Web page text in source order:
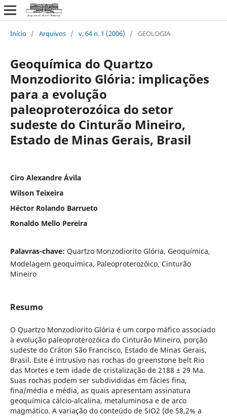
Início / Arquivos / v. 64 n. 1 (2006) / GEOLOGIA
Geoquímica do Quartzo
Monzodiorito Glória: implicações
para a evolução
paleoproterozóica do setor
sudeste do Cinturão Mineiro,
Estado de Minas Gerais, Brasil
Ciro Alexandre Ávila
Wilson Teixeira
Héctor Rolando Barrueto
Ronaldo Mello Pereira
Palavras-chave: Quartzo Monzodiorito Glória, Geoquímica,
Modelagem geoquímica, Paleoproterozóico, Cinturão
Mineiro
Resumo
O Quartzo Monzodiorito Glória é um corpo máfico associado
à evolução paleoproterozóica do Cinturão Mineiro, porção
sudeste do Cráton São Francisco, Estado de Minas Gerais,
Brasil. Este é intrusivo nas rochas do greenstone belt Rio
das Mortes e tem idade de cristalização de 2188 ± 29 Ma.
Suas rochas podem ser subdivididas em fácies fina,
fina/média e média, as quais apresentam assinatura
geoquímica cálcio-alcalina, metaluminosa e de arco
magmático. A variação do conteúdo de SiO2 (de 58,2% a